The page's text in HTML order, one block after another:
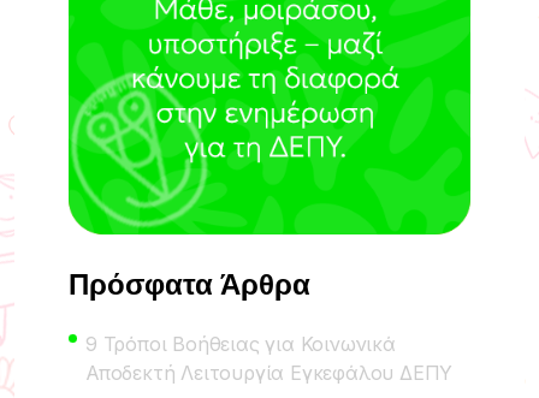
Πρόσφατα Άρθρα
9 Τρόποι Βοήθειας για Κοινωνικά
Αποδεκτή Λειτουργία Εγκεφάλου ΔΕΠΥ